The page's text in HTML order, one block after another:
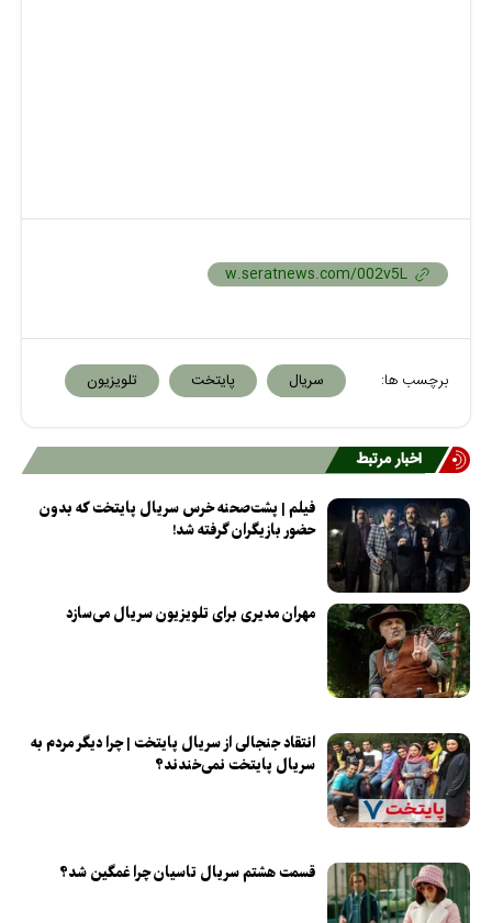
برچسب ها: سریال پایتخت تلویزیون
اخبار مرتبط
فیلم | پشت‌صحنه خرس سریال پایتخت که بدون
حضور بازیگران گرفته شد!
مهران مدیری برای تلویزیون سریال می‌سازد
انتقاد جنجالی از سریال پایتخت | چرا دیگر مردم به
سریال پایتخت نمی‌خندند؟
قسمت هشتم سریال تاسیان چرا غمگین شد؟